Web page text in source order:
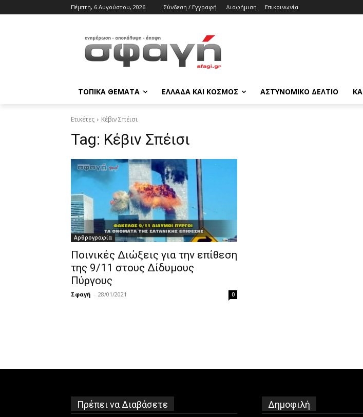
Πέμπτη, 6 Αυγούστου, 2026 Σύνδεση / Εγγραφή Διαφήμιση Επικοινωνία
ΤΟΠΙΚΑ ΘΕΜΑΤΑ ΕΛΛΑΔΑ ΚΑΙ ΚΟΣΜΟΣ ΑΣΤΥΝΟΜΙΚΟ ΔΕΛΤΙΟ
Ετικέτες Κέβιν Σπέισι
Tag: Κέβιν Σπέισι
Αρθρογραφία
Ποινικές Διώξεις για την επίθεση
της 9/11 στους Δίδυμους
Πύργους
Σφαγή - 28/01/2021 0
Πρέπει να Διαβάσετε Δημοφιλή